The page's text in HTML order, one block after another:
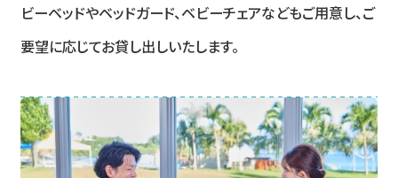
ビーベッドやベッドガード、ベビーチェアなどもご用意し、ご
要望に応じてお貸し出しいたします。